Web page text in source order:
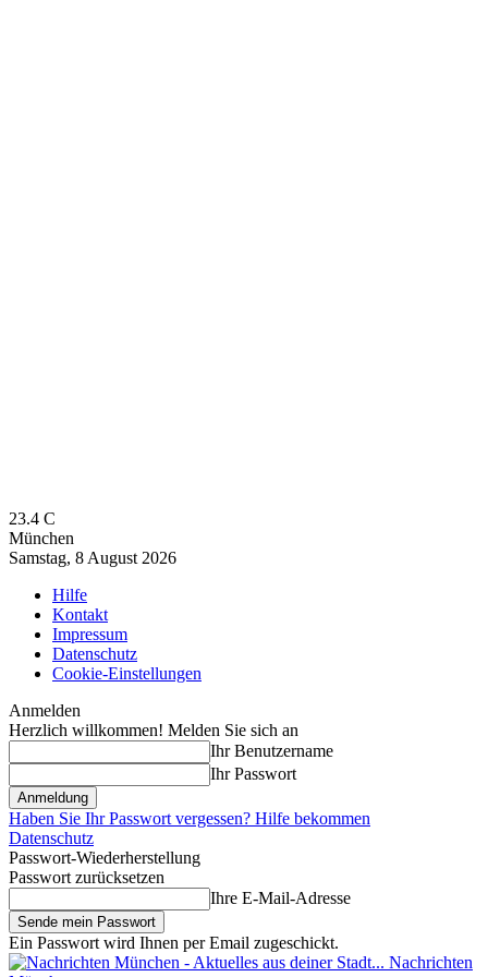
23.4 C
München
Samstag, 8 August 2026
Hilfe
Kontakt
Impressum
Datenschutz
Cookie-Einstellungen
Anmelden
Herzlich willkommen! Melden Sie sich an
Ihr Benutzername
Ihr Passwort
Haben Sie Ihr Passwort vergessen? Hilfe bekommen
Datenschutz
Passwort-Wiederherstellung
Passwort zurücksetzen
Ihre E-Mail-Adresse
Ein Passwort wird Ihnen per Email zugeschickt.
Nachrichten